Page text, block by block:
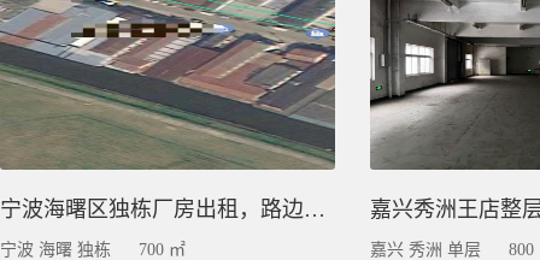
宁波海曙区独栋厂房出租，路边700平，集装箱车可进出
宁波 海曙 独栋
700 ㎡
嘉兴 秀洲 单层
800